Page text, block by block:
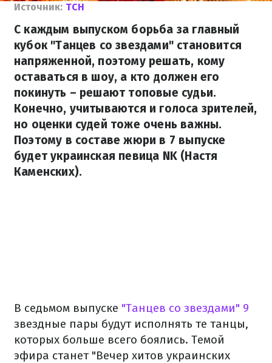
Источник: ТСН
С каждым выпуском борьба за главный
кубок "Танцев со звездами" становится
напряженной, поэтому решать, кому
оставаться в шоу, а кто должен его
покинуть – решают топовые судьи.
Конечно, учитываются и голоса зрителей,
но оценки судей тоже очень важны.
Поэтому в составе жюри в 7 выпуске
будет украинская певица NK (Настя
Каменских).
В седьмом выпуске "Танцев со звездами" 9
звездные пары будут исполнять те танцы,
которых больше всего боялись. Темой
эфира станет "Вечер хитов украинских